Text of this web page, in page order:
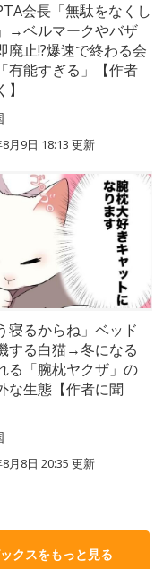
会長「無駄をなくし
→ベルマークやバザ
廃止!?爆速で終わる会
有能すぎる」【作者
月9日 18:13 更新
寝るからね」ベッド
する白猫→冬になる
る「腕枕ヤクザ」の
な生態【作者に聞
月8日 20:35 更新
クスをもっと見る